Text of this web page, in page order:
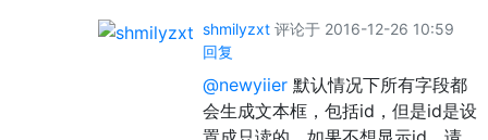
shmilyzxt 评论于 2016-12-26 10:59
回复
@newyiier 默认情况下所有字段都
会生成文本框，包括id，但是id是设